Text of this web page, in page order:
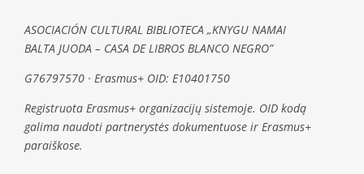
ASOCIACIÓN CULTURAL BIBLIOTECA „KNYGU NAMAI
BALTA JUODA – CASA DE LIBROS BLANCO NEGRO”
G76797570 · Erasmus+ OID: E10401750
Registruota Erasmus+ organizacijų sistemoje. OID kodą
galima naudoti partnerystės dokumentuose ir Erasmus+
paraiškose.